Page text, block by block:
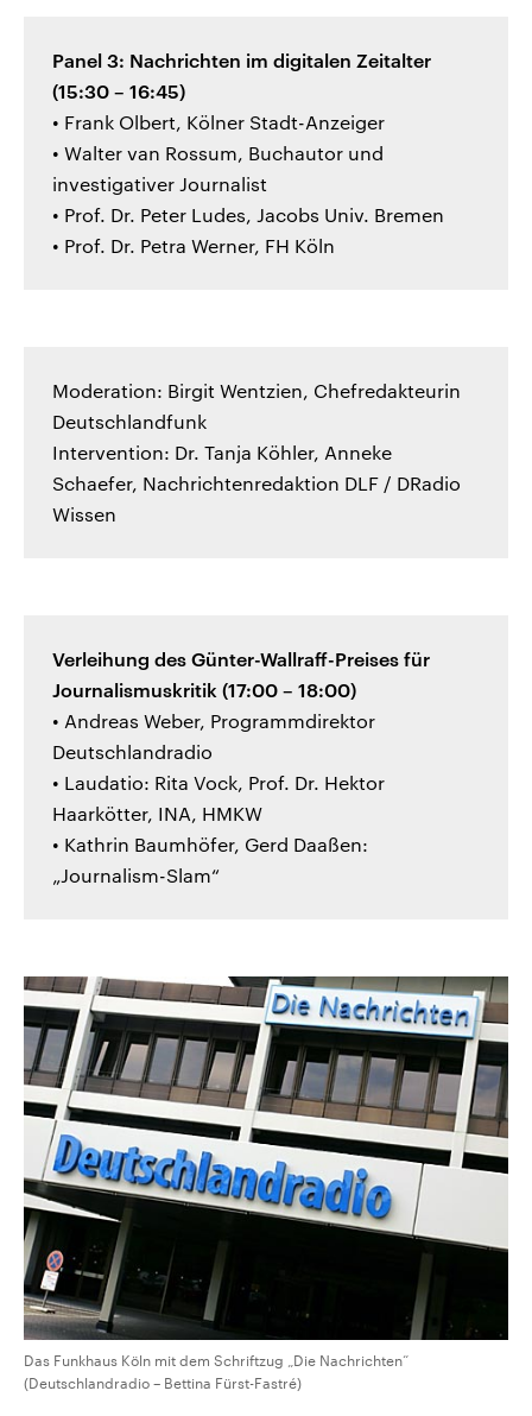
Panel 3: Nachrichten im digitalen Zeitalter
(15:30 – 16:45)
• Frank Olbert, Kölner Stadt-Anzeiger
• Walter van Rossum, Buchautor und
investigativer Journalist
• Prof. Dr. Peter Ludes, Jacobs Univ. Bremen
• Prof. Dr. Petra Werner, FH Köln
Moderation: Birgit Wentzien, Chefredakteurin
Deutschlandfunk
Intervention: Dr. Tanja Köhler, Anneke
Schaefer, Nachrichtenredaktion DLF / DRadio
Wissen
Verleihung des Günter-Wallraff-Preises für
Journalismuskritik (17:00 – 18:00)
• Andreas Weber, Programmdirektor
Deutschlandradio
• Laudatio: Rita Vock, Prof. Dr. Hektor
Haarkötter, INA, HMKW
• Kathrin Baumhöfer, Gerd Daaßen:
„Journalism-Slam“
Das Funkhaus Köln mit dem Schriftzug „Die Nachrichten“
(Deutschlandradio – Bettina Fürst-Fastré)